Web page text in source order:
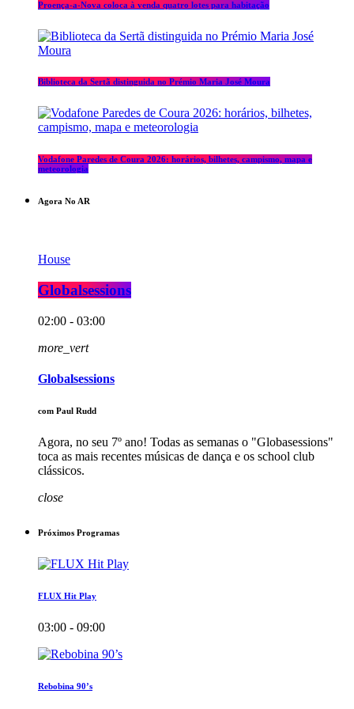
Proença-a-Nova coloca à venda quatro lotes para habitação
Biblioteca da Sertã distinguida no Prémio Maria José Moura
Vodafone Paredes de Coura 2026: horários, bilhetes, campismo, mapa e
meteorologia
Agora No AR
House
Globalsessions
02:00 - 03:00
more_vert
Globalsessions
com Paul Rudd
Agora, no seu 7º ano! Todas as semanas o "Globasessions"
toca as mais recentes músicas de dança e os school club
clássicos.
close
Próximos Programas
FLUX Hit Play
03:00 - 09:00
Rebobina 90’s